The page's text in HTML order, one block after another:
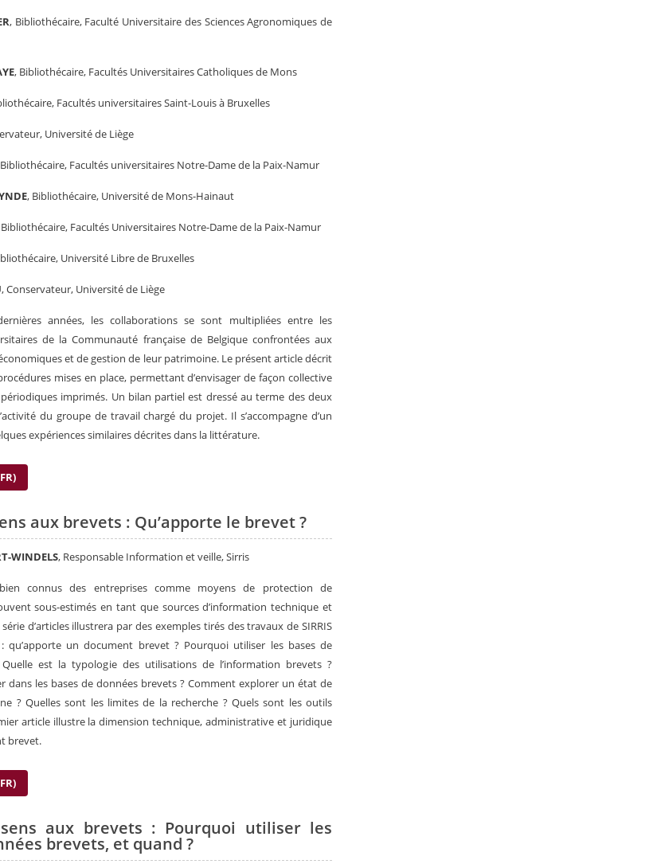
, Bibliothécaire, Faculté Universitaire des Sciences Agronomiques de
, Bibliothécaire, Facultés Universitaires Catholiques de Mons
Facultés universitaires Saint-Louis à Bruxelles
Université de Liège
Facultés universitaires Notre-Dame de la Paix-Namur
, Bibliothécaire, Université de Mons-Hainaut
Facultés Universitaires Notre-Dame de la Paix-Namur
Université Libre de Bruxelles
, Conservateur, Université de Liège
années, les collaborations se sont multipliées entre les
de la Communauté française de Belgique confrontées aux
et de gestion de leur patrimoine. Le présent article décrit
mises en place, permettant d’envisager de façon collective
imprimés. Un bilan partiel est dressé au terme des deux
du groupe de travail chargé du projet. Il s’accompagne d’un
expériences similaires décrites dans la littérature.
aux brevets : Qu’apporte le brevet ?
WINDELS, Responsable Information et veille, Sirris
connus des entreprises comme moyens de protection de
sous-estimés en tant que sources d’information technique et
d’articles illustrera par des exemples tirés des travaux de SIRRIS
qu’apporte un document brevet ? Pourquoi utiliser les bases de
est la typologie des utilisations de l’information brevets ?
dans les bases de données brevets ? Comment explorer un état de
? Quelles sont les limites de la recherche ? Quels sont les outils
article illustre la dimension technique, administrative et juridique
brevet.
aux brevets : Pourquoi utiliser les
brevets, et quand ?